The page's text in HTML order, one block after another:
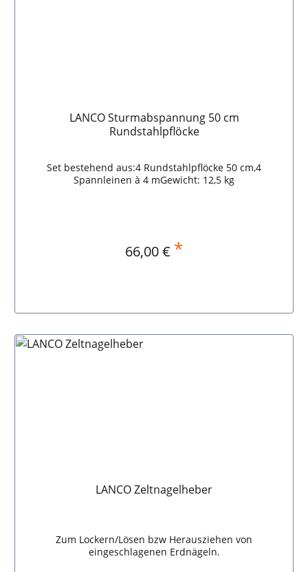
LANCO Sturmabspannung 50 cm
Rundstahlpflöcke
Set bestehend aus:4 Rundstahlpflöcke 50 cm,4
Spannleinen à 4 mGewicht: 12,5 kg
Regulärer Preis:
66,00 € *
In den Warenkorb
LANCO Zeltnagelheber
Zum Lockern/Lösen bzw Herausziehen von
eingeschlagenen Erdnägeln.